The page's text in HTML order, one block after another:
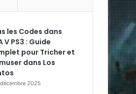
les Codes dans
V PS3 : Guide
pour Tricher et
dans Los
décembre 2025